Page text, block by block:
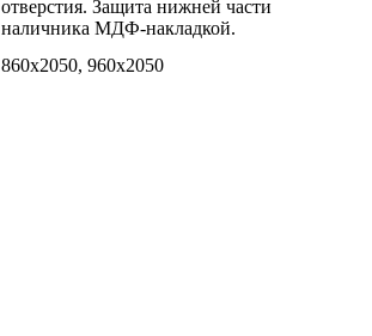
отверстия. Защита нижней части
наличника МДФ-накладкой.
860х2050, 960х2050